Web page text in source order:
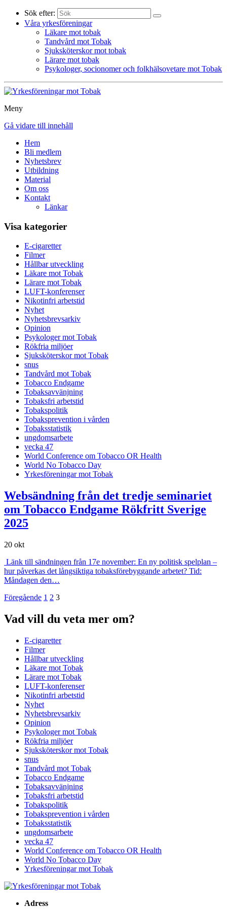
Sök efter:
Våra yrkesföreningar
Läkare mot tobak
Tandvård mot Tobak
Sjuksköterskor mot tobak
Lärare mot tobak
Psykologer, socionomer och folkhälsovetare mot Tobak
Meny
Gå vidare till innehåll
Hem
Bli medlem
Nyhetsbrev
Utbildning
Material
Om oss
Kontakt
Länkar
Visa kategorier
E-cigaretter
Filmer
Hållbar utveckling
Läkare mot Tobak
Lärare mot Tobak
LUFT-konferenser
Nikotinfri arbetstid
Nyhet
Nyhetsbrevsarkiv
Opinion
Psykologer mot Tobak
Rökfria miljöer
Sjuksköterskor mot Tobak
snus
Tandvård mot Tobak
Tobacco Endgame
Tobaksavvänjning
Tobaksfri arbetstid
Tobakspolitik
Tobaksprevention i vården
Tobaksstatistik
ungdomsarbete
vecka 47
World Conference om Tobacco OR Health
World No Tobacco Day
Yrkesföreningar mot Tobak
Websändning från det tredje seminariet
om Tobacco Endgame Rökfritt Sverige
2025
20 okt
Länk till sändningen från 17e november: En ny politisk spelplan –
hur påverkas det långsiktiga tobaksförebyggande arbetet? Tid:
Måndagen den…
Föregående 1 2 3
Vad vill du veta mer om?
E-cigaretter
Filmer
Hållbar utveckling
Läkare mot Tobak
Lärare mot Tobak
LUFT-konferenser
Nikotinfri arbetstid
Nyhet
Nyhetsbrevsarkiv
Opinion
Psykologer mot Tobak
Rökfria miljöer
Sjuksköterskor mot Tobak
snus
Tandvård mot Tobak
Tobacco Endgame
Tobaksavvänjning
Tobaksfri arbetstid
Tobakspolitik
Tobaksprevention i vården
Tobaksstatistik
ungdomsarbete
vecka 47
World Conference om Tobacco OR Health
World No Tobacco Day
Yrkesföreningar mot Tobak
Adress